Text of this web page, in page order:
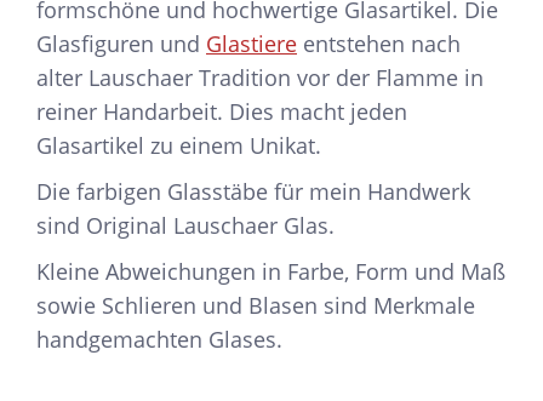
formschöne und hochwertige Glasartikel. Die
Glasfiguren und Glastiere entstehen nach
alter Lauschaer Tradition vor der Flamme in
reiner Handarbeit. Dies macht jeden
Glasartikel zu einem Unikat.
Die farbigen Glasstäbe für mein Handwerk
sind Original Lauschaer Glas.
Kleine Abweichungen in Farbe, Form und Maß
sowie Schlieren und Blasen sind Merkmale
handgemachten Glases.